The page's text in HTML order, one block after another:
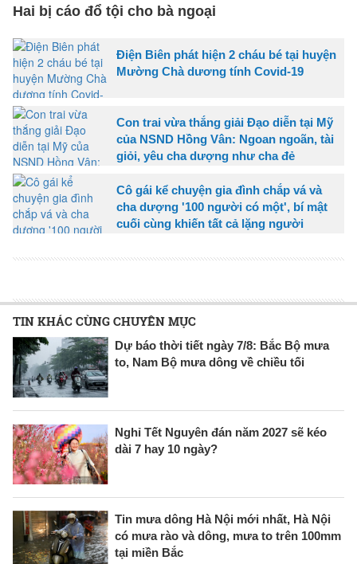
Hai bị cáo đổ tội cho bà ngoại
Điện Biên phát hiện 2 cháu bé tại huyện
Mường Chà dương tính Covid-19
Con trai vừa thắng giải Đạo diễn tại Mỹ
của NSND Hồng Vân: Ngoan ngoãn, tài
giỏi, yêu cha dượng như cha đẻ
Cô gái kể chuyện gia đình chắp vá và
cha dượng '100 người có một', bí mật
cuối cùng khiến tất cả lặng người
TIN KHÁC CÙNG CHUYÊN MỤC
Dự báo thời tiết ngày 7/8: Bắc Bộ mưa
to, Nam Bộ mưa dông về chiều tối
Nghỉ Tết Nguyên đán năm 2027 sẽ kéo
dài 7 hay 10 ngày?
Tin mưa dông Hà Nội mới nhất, Hà Nội
có mưa rào và dông, mưa to trên 100mm
tại miền Bắc